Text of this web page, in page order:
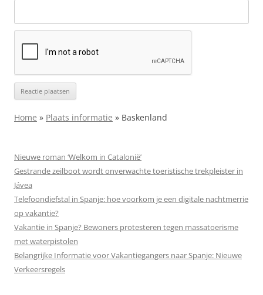
Home » Plaats informatie » Baskenland
Nieuwe roman ‘Welkom in Catalonië’
Gestrande zeilboot wordt onverwachte toeristische trekpleister in
Jávea
Telefoondiefstal in Spanje: hoe voorkom je een digitale nachtmerrie
op vakantie?
Vakantie in Spanje? Bewoners protesteren tegen massa­toerisme
met waterpistolen
Belangrijke Informatie voor Vakantiegangers naar Spanje: Nieuwe
Verkeersregels